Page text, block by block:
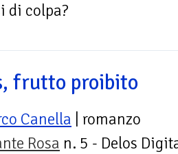
di colpa?
frutto proibito
Canella | romanzo
Rosa n. 5 - Delos